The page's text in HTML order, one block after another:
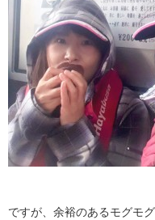
ですが、余裕のあるモグモ